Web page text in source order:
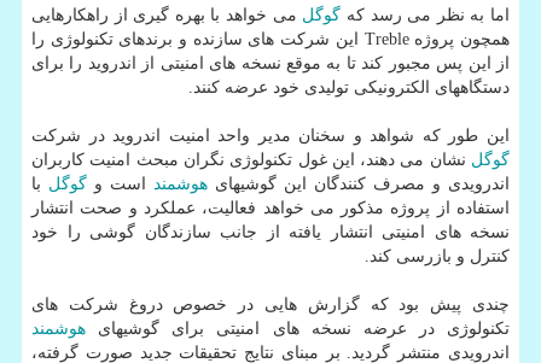
اما به نظر می رسد كه گوگل می خواهد با بهره گیری از راهكارهایی
همچون پروژه Treble این شركت های سازنده و برندهای تكنولوژی را
از این پس مجبور كند تا به موقع نسخه های امنیتی از اندروید را برای
دستگاههای الكترونیكی تولیدی خود عرضه كنند.
این طور كه شواهد و سخنان مدیر واحد امنیت اندروید در شركت
گوگل نشان می دهند، این غول تكنولوژی نگران مبحث امنیت كاربران
اندرویدی و مصرف كنندگان این گوشیهای هوشمند است و گوگل با
استفاده از پروژه مذكور می خواهد فعالیت، عملكرد و صحت انتشار
نسخه های امنیتی انتشار یافته از جانب سازندگان گوشی را خود
كنترل و بازرسی كند.
چندی پیش بود كه گزارش هایی در خصوص دروغ شركت های
تكنولوژی در عرضه نسخه های امنیتی برای گوشیهای هوشمند
اندرویدی منتشر گردید. بر مبنای نتایج تحقیقات جدید صورت گرفته،